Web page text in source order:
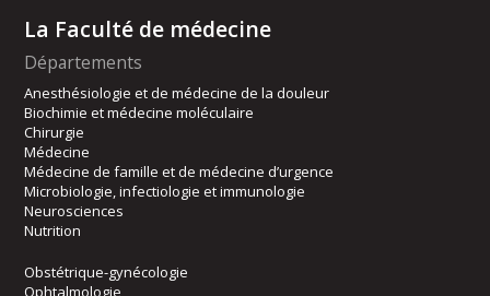
La Faculté de médecine
Départements
Anesthésiologie et de médecine de la douleur
Biochimie et médecine moléculaire
Chirurgie
Médecine
Médecine de famille et de médecine d’urgence
Microbiologie, infectiologie et immunologie
Neurosciences
Nutrition
Obstétrique-gynécologie
Ophtalmologie